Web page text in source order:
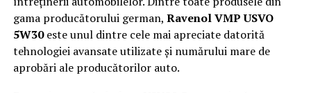
gama producătorului german, Ravenol VMP USVO
5W30este unul dintre cele mai apreciate datorită
tehnologiei avansate utilizate și numărului mare de
aprobări ale producătorilor auto.